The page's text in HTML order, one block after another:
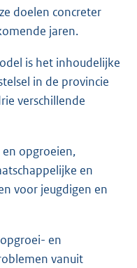
doelen concreter
jaren.
is het inhoudelijke
in de provincie
verschillende
opgroeien,
en
voor jeugdigen en
en
vanuit